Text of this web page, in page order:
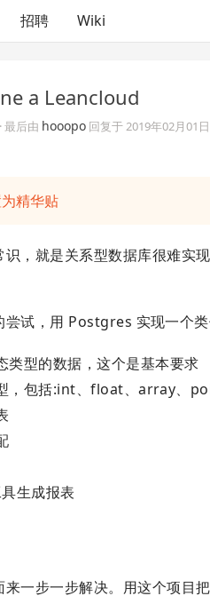
招聘 Wiki
a Leancloud
· 最后由 hooopo 回复于2019年02月01日
精华贴
，就是关系型数据库很难实
尝试，用 Postgres 实现一个
类型的数据，这个是基本要求
，包括:int、float、array、
生成报表
一步一步解决。用这个项目